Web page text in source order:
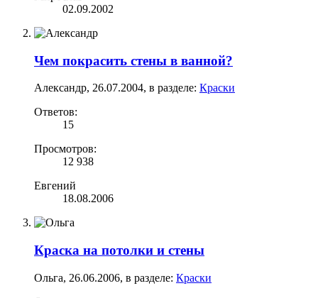
02.09.2002
Чем покрасить стены в ванной?
Александр, 26.07.2004, в разделе: Краски
Ответов:
15
Просмотров:
12 938
Евгений
18.08.2006
Краска на потолки и стены
Ольга, 26.06.2006, в разделе: Краски